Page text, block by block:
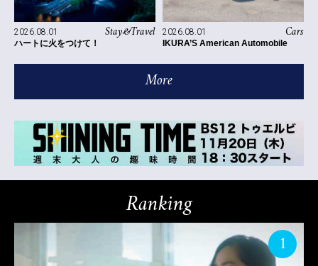
Stay&Travel
2026.08.01
ハートに火をつけて！
Cars
2026.08.01
IKURA’S American Automobile
More
Ranking
1